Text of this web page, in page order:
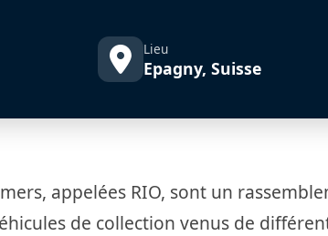
Lieu
Epagny, Suisse
appelées RIO, sont un
de collection venus de